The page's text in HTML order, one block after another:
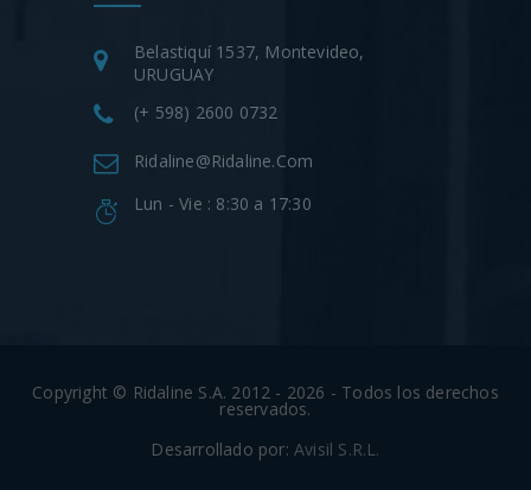
Belastiquí 1537, Montevideo,
URUGUAY
(+ 598) 2600 0732
Ridaline@ridaline.com
Lun - Vie : 8:30 a 17:30
Copyright © Ridaline S.A. 2012 - 2026 - Todos los derechos
reservados.
Desarrollado por: Avisil S.R.L.